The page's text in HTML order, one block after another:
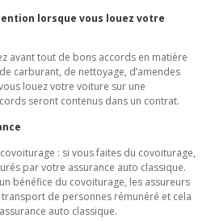
lorsque vous louez votre
avant tout de bons accords en matière
carburant, de nettoyage, d’amendes
louez votre voiture sur une
seront contenus dans un contrat.
: si vous faites du covoiturage,
par votre assurance auto classique.
bénéfice du covoiturage, les assureurs
de personnes rémunéré et cela
auto classique.